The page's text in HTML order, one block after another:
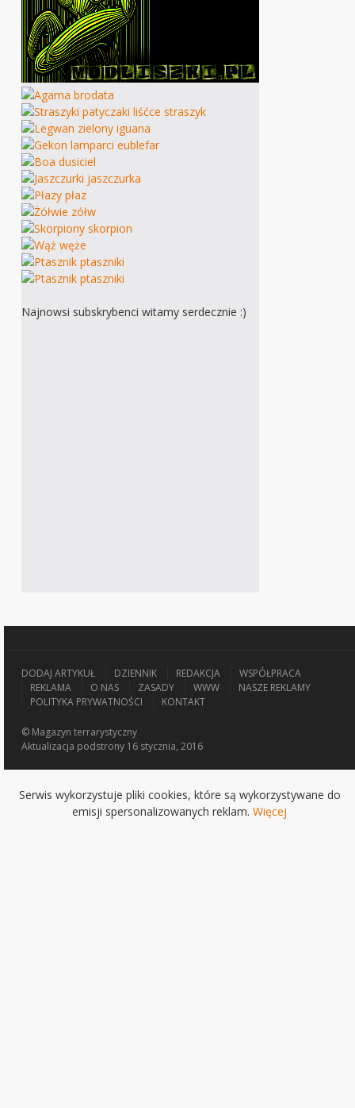
Najnowsi subskrybenci witamy serdecznie :)
DODAJ ARTYKUŁ DZIENNIK REDAKCJA
WSPÓŁPRACA
REKLAMA
O NAS ZASADY WWW
NASZE REKLAMY
POLITYKA PRYWATNOŚCI
KONTAKT
© Magazyn terrarystyczny
Aktualizacja podstrony 16 stycznia, 2016
Serwis wykorzystuje pliki cookies, które są wykorzystywane do
emisji spersonalizowanych reklam. Więcej